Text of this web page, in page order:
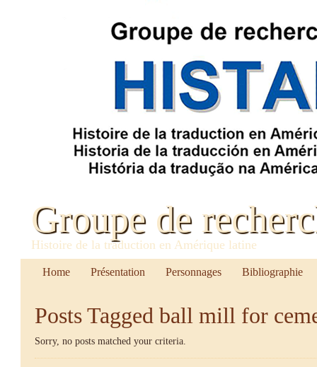
Groupe de
Histoire de la traduction en Amérique latine
Home Présentation Personnages Bibliographie
Posts Tagged ball mill for
Sorry, no posts matched your criteria.